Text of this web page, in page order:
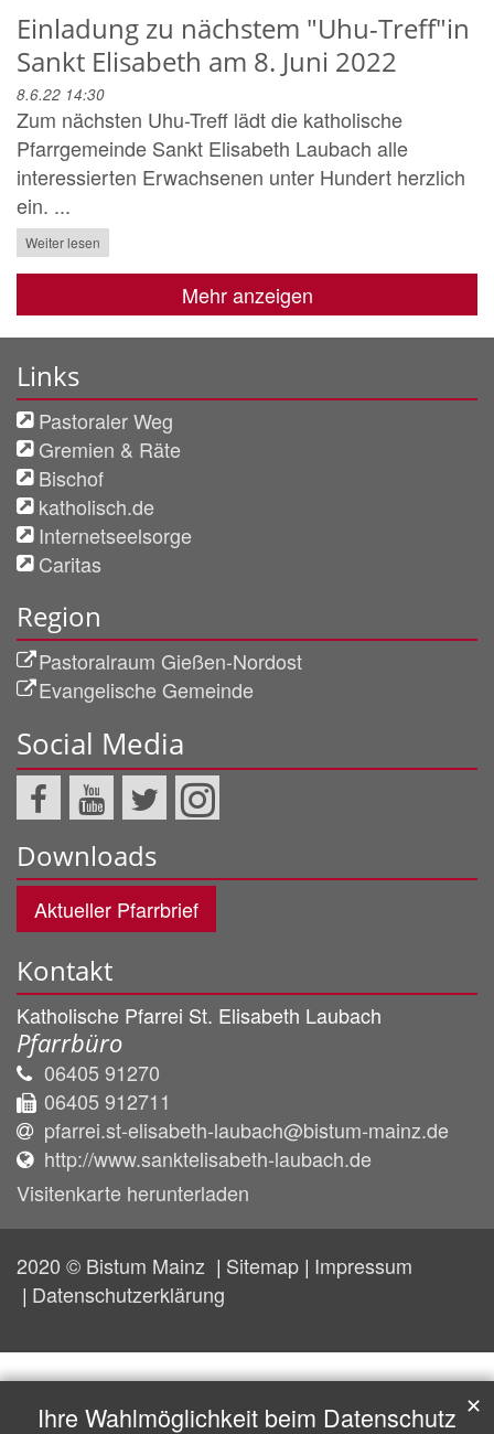
Einladung zu nächstem "Uhu-Treff"in
Sankt Elisabeth am 8. Juni 2022
8.6.22 14:30
Zum nächsten Uhu-Treff lädt die katholische
Pfarrgemeinde Sankt Elisabeth Laubach alle
interessierten Erwachsenen unter Hundert herzlich
ein. ...
Weiter lesen
Mehr anzeigen
Links
Pastoraler Weg
Gremien & Räte
Bischof
katholisch.de
Internetseelsorge
Caritas
Region
Pastoralraum Gießen-Nordost
Evangelische Gemeinde
Social Media
Downloads
Aktueller Pfarrbrief
Kontakt
Katholische Pfarrei St. Elisabeth Laubach
Pfarrbüro
06405 91270
06405 912711
pfarrei.st-elisabeth-laubach@bistum-mainz.de
http://www.sanktelisabeth-laubach.de
Visitenkarte herunterladen
2020 © Bistum Mainz Sitemap Impressum
Datenschutzerklärung
Ihre Wahlmöglichkeit beim Datenschutz ✕